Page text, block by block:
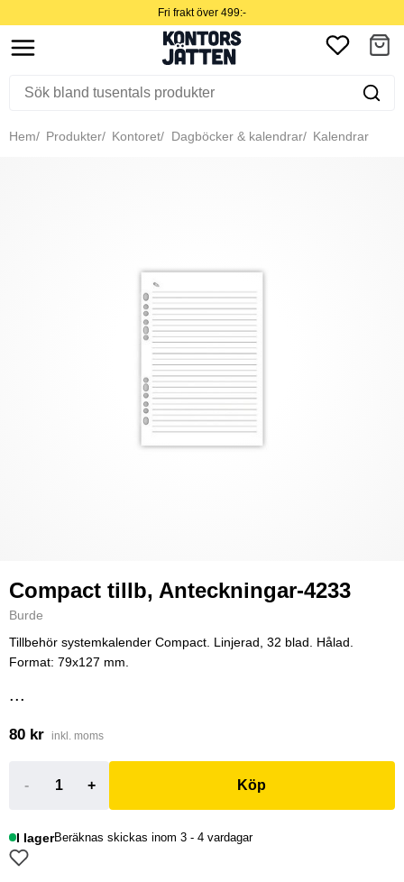
Fri frakt över 499:-
Hem Produkter Kontoret Dagböcker & kalendrar Kalendrar
Compact tillb, Anteckningar-4233
Burde
Tillbehör systemkalender Compact. Linjerad, 32 blad. Hålad.
Format: 79x127 mm.
...
80 kr inkl. moms
- + Köp
I lagerBeräknas skickas inom 3 - 4 vardagar